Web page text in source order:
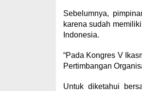
Sebelumnya,
karena sudah
Indonesia.
“Pada Kongres V
Pertimbangan
Untuk diketahui